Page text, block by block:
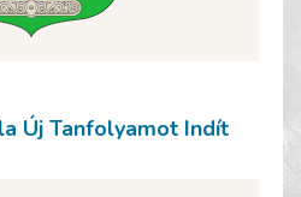
Új Tanfolyamot Indít